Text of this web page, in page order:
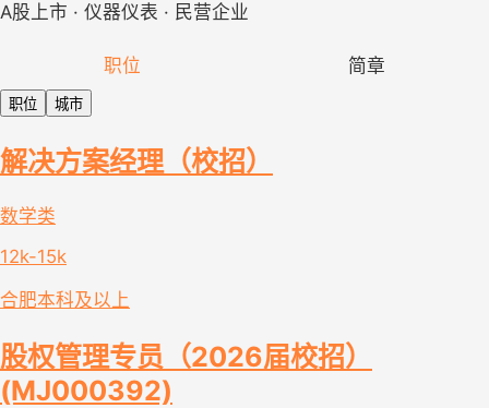
A股上市 · 仪器仪表 · 民营企业
职位 简章
职位 城市
解决方案经理（校招）
数学类
12k-15k
合肥本科及以上
股权管理专员（2026届校招）
(MJ000392)